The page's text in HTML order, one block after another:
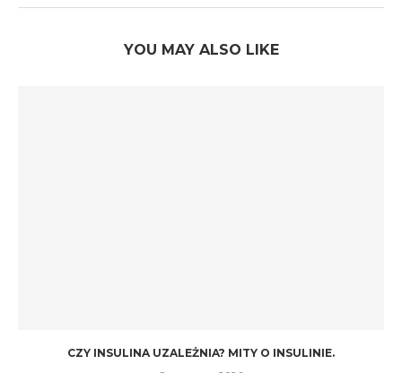
YOU MAY ALSO LIKE
CZY INSULINA UZALEŻNIA? MITY O INSULINIE.